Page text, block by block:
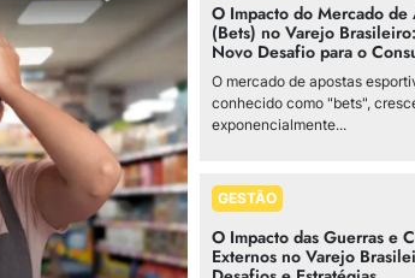
O Impacto do Mercado de
(Bets) no Varejo
Novo Desafio para o
O mercado de apostas
conhecido como "bets",
exponencialmente...
GESTÃO
O Impacto das Guerras e
Externos no Varejo